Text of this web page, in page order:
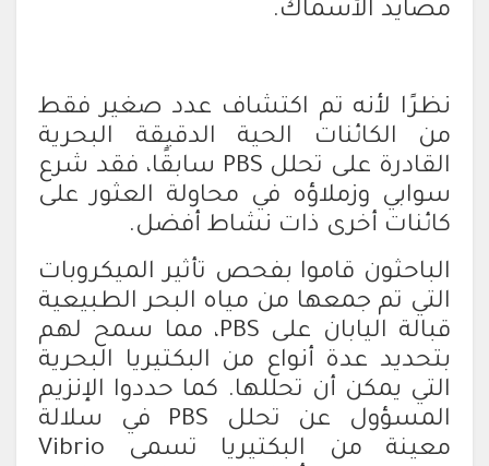
مصايد الأسماك.
نظرًا لأنه تم اكتشاف عدد صغير فقط
من الكائنات الحية الدقيقة البحرية
القادرة على تحلل PBS سابقًا، فقد شرع
سوابي وزملاؤه في محاولة العثور على
كائنات أخرى ذات نشاط أفضل.
الباحثون قاموا بفحص تأثير الميكروبات
التي تم جمعها من مياه البحر الطبيعية
قبالة اليابان على PBS، مما سمح لهم
بتحديد عدة أنواع من البكتيريا البحرية
التي يمكن أن تحللها. كما حددوا الإنزيم
المسؤول عن تحلل PBS في سلالة
معينة من البكتيريا تسمى Vibrio